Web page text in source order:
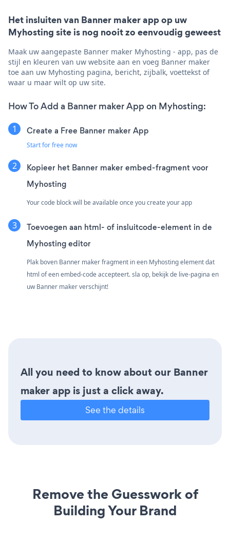
Het insluiten van Banner maker app op uw
Myhosting site is nog nooit zo eenvoudig geweest
Maak uw aangepaste Banner maker Myhosting - app, pas de
stijl en kleuren van uw website aan en voeg Banner maker
toe aan uw Myhosting pagina, bericht, zijbalk, voettekst of
waar u maar wilt op uw site.
How To Add a Banner maker App on Myhosting:
Create a Free Banner maker App
Start for free now
Kopieer het Banner maker embed-fragment voor
Myhosting
Your code block will be available once you create your app
Toevoegen aan html- of insluitcode-element in de
Myhosting editor
Plak boven Banner maker fragment in een Myhosting element dat
html of een embed-code accepteert. sla op, bekijk de live-pagina en
uw Banner maker verschijnt!
All you need to know about our Banner
maker app is just a click away.
See the details
Remove the Guesswork of
Building Your Brand